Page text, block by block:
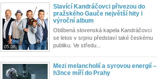
05.08.
Slavící Kandráčovci přivezou do
pražského Gauče největší hity i
výroční album
Oblíbená slovenská kapela Kandráčovci
se letos v srpnu představí také českému
publiku. Ve středu...
Mezi melancholií a syrovou energií –
h3nce míří do Prahy